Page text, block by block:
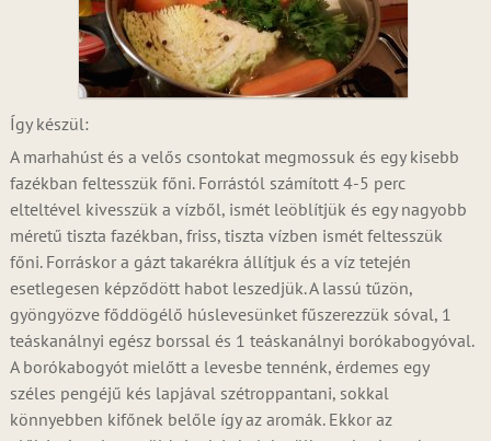
Így készül:
A marhahúst és a velős csontokat megmossuk és egy kisebb
fazékban feltesszük főni. Forrástól számított 4-5 perc
elteltével kivesszük a vízből, ismét leöblítjük és egy nagyobb
méretű tiszta fazékban, friss, tiszta vízben ismét feltesszük
főni. Forráskor a gázt takarékra állítjuk és a víz tetején
esetlegesen képződött habot leszedjük. A lassú tűzön,
gyöngyözve főddögélő húslevesünket fűszerezzük sóval, 1
teáskanálnyi egész borssal és 1 teáskanálnyi borókabogyóval.
A borókabogyót mielőtt a levesbe tennénk, érdemes egy
széles pengéjű kés lapjával szétroppantani, sokkal
könnyebben kifőnek belőle így az aromák. Ekkor az